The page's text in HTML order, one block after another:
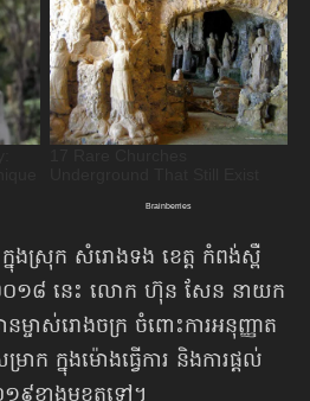
នុងស្រុក សំរោងទង ខេត្ត កំពង់ស្ពឺ
ាំ២០១៨ នេះ លោក ហ៊ុន សែន នាយក
មានម្ចាស់រោងចក្រ ចំពោះការអនុញ្ញាត
ក ក្នុងម៉ោងធ្វើការ និងការផ្ដល់